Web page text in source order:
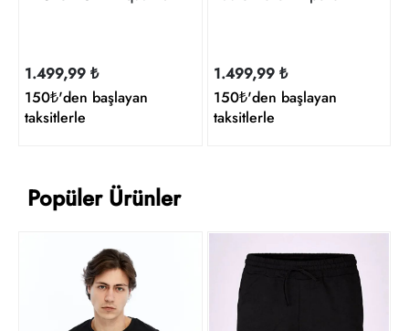
1.499,99 ₺
150₺'den başlayan
taksitlerle
1.499,99 ₺
150₺'den başlayan
taksitlerle
Popüler Ürünler